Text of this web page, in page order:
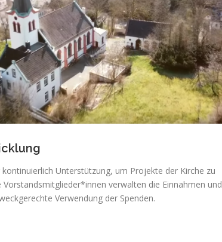
Unterstützung, um Projekte der Kirche zu
verwalten die Einnahmen und
Verwendung der Spenden.